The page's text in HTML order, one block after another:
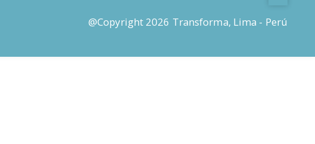
@Copyright 2026 Transforma, Lima - Perú